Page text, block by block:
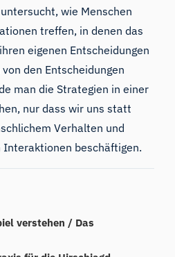
wie Menschen
treffen, in denen das
eigenen Entscheidungen
den Entscheidungen
man die Strategien in einer
nur dass wir uns statt
Verhalten und
Interaktionen beschäftigen.
verstehen / Das